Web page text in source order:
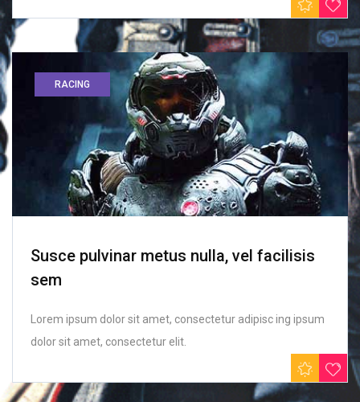
RACING
Susce pulvinar metus nulla, vel facilisis
sem
Lorem ipsum dolor sit amet, consectetur adipisc ing ipsum
dolor sit amet, consectetur elit.